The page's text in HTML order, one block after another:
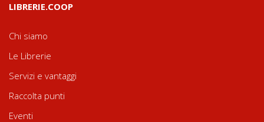
LIBRERIE.COOP
Chi siamo
Le Librerie
Servizi e vantaggi
Raccolta punti
Eventi